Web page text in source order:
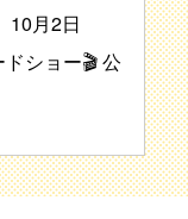
10月2日
ショー🎬 公